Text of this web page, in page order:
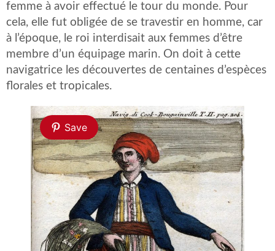
femme à avoir effectué le tour du monde. Pour
cela, elle fut obligée de se travestir en homme, car
à l’époque, le roi interdisait aux femmes d’être
membre d’un équipage marin. On doit à cette
navigatrice les découvertes de centaines d’espèces
florales et tropicales.
Save